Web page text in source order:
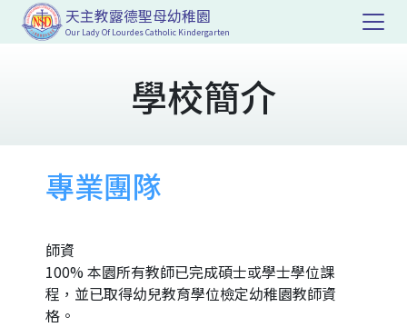
天主教露德聖母幼稚園
Our Lady Of Lourdes Catholic Kindergarten
學校簡介
專業團隊
師資
100% 本園所有教師已完成碩士或學士學位課
程，並已取得幼兒教育學位檢定幼稚園教師資
格。